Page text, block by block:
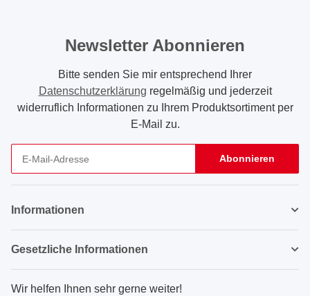
Newsletter Abonnieren
Bitte senden Sie mir entsprechend Ihrer
Datenschutzerklärung regelmäßig und jederzeit
widerruflich Informationen zu Ihrem Produktsortiment per
E-Mail zu.
Abonnieren
Informationen
Gesetzliche Informationen
Wir helfen Ihnen sehr gerne weiter!